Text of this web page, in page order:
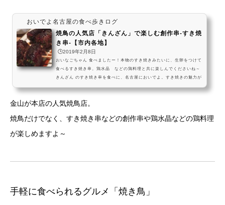
おいでよ名古屋の食べ歩きログ
焼鳥の人気店「きんざん」で楽しむ創作串-すき焼
き串-【市内各地】
🕒️2019年2月8日
おいなごちゃん 食べましたー！本物のすき焼きみたいに、生卵をつけて
食べるすき焼き串。鶏水晶 などの鶏料理と共に楽しんでくださいね～
きんざん のすき焼き串を食べに、名古屋においでよ。すき焼きの魅力が
屋 (@oinagoya) 2018年12月22日きんざん へのアクセス市内の色んな
たのは伏見店。知県名古屋市中区栄2-1-14 マ...
金山が本店の人気焼鳥店。
焼鳥だけでなく、すき焼き串などの創作串や鶏水晶などの鶏料理
が楽しめますよ～
手軽に食べられるグルメ「焼き鳥」